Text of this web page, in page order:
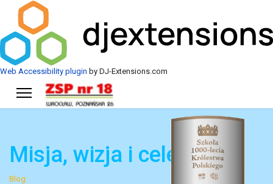
Web Accessibility plugin by DJ-Extensions.com
Misja, wizja i cele
Blog